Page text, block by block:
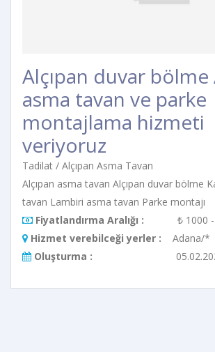
Alçıpan duvar bölme
asma tavan ve parke
montajlama hizmeti
veriyoruz
Tadilat / Alçıpan Asma Tavan
Alçıpan asma tavan Alçıpan duvar bölme Karopan asma
tavan Lambiri asma tavan Parke montajı
Fiyatlandırma Aralığı :
₺ 1000
Hizmet verebilceği yerler :
Adana/*
Oluşturma :